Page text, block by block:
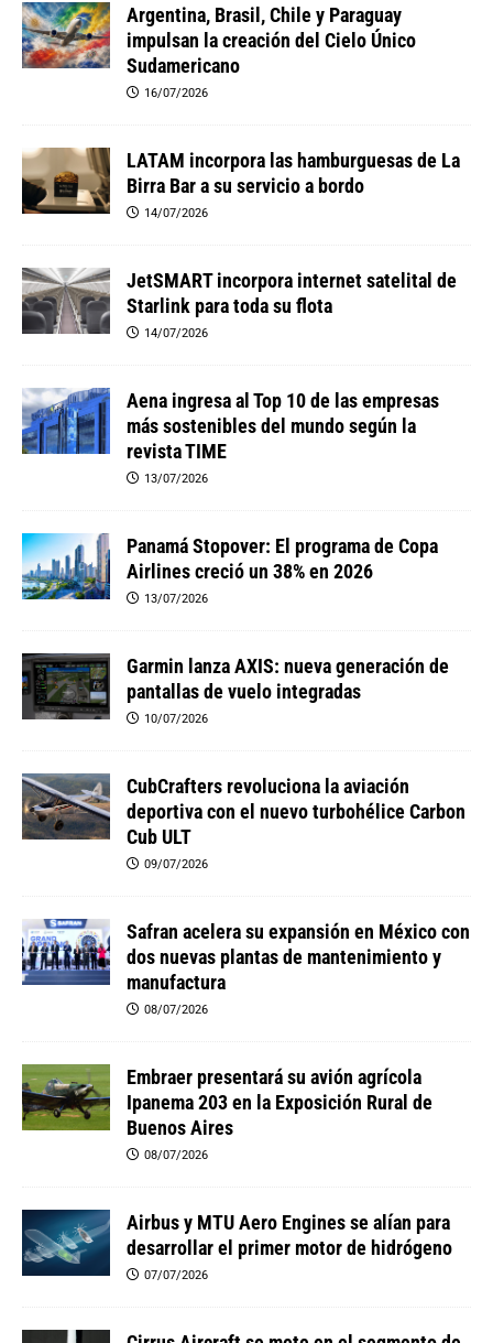
Argentina, Brasil, Chile y Paraguay
impulsan la creación del Cielo Único
Sudamericano
16/07/2026
LATAM incorpora las hamburguesas de La
Birra Bar a su servicio a bordo
14/07/2026
JetSMART incorpora internet satelital de
Starlink para toda su flota
14/07/2026
Aena ingresa al Top 10 de las empresas
más sostenibles del mundo según la
revista TIME
13/07/2026
Panamá Stopover: El programa de Copa
Airlines creció un 38% en 2026
13/07/2026
Garmin lanza AXIS: nueva generación de
pantallas de vuelo integradas
10/07/2026
CubCrafters revoluciona la aviación
deportiva con el nuevo turbohélice Carbon
Cub ULT
09/07/2026
Safran acelera su expansión en México con
dos nuevas plantas de mantenimiento y
manufactura
08/07/2026
Embraer presentará su avión agrícola
Ipanema 203 en la Exposición Rural de
Buenos Aires
08/07/2026
Airbus y MTU Aero Engines se alían para
desarrollar el primer motor de hidrógeno
07/07/2026